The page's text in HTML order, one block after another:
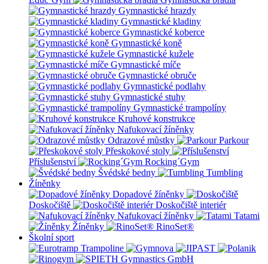
Gymnastické hrazdy
Gymnastické kladiny
Gymnastické koberce
Gymnastické koně
Gymnastické kužele
Gymnastické míče
Gymnastické obruče
Gymnastické podlahy
Gymnastické stuhy
Gymnastické trampolíny
Kruhové konstrukce
Nafukovací žíněnky
Odrazové můstky
Parkour
Přeskokové stoly
Příslušenství
Rocking´Gym
Švédské bedny
Tumbling
Žíněnky
Dopadové žíněnky
Doskočiště
Doskočiště interiér
Nafukovací žíněnky
Tatami
Žíněnky
RinoSet®
Školní sport